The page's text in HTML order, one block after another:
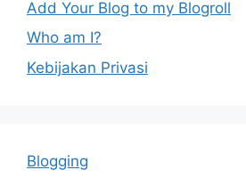
Add Your Blog to my Blogroll
Who am I?
Kebijakan Privasi
Blogging